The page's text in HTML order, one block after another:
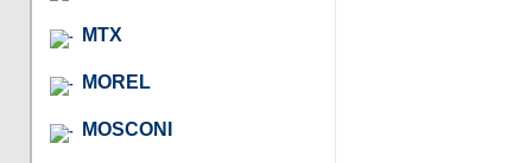
MTX
MOREL
MOSCONI